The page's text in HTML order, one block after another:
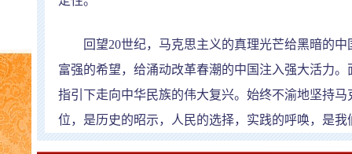
回望20世纪，马克思主义的真理光芒给黑暗的
富强的希望，给涌动改革春潮的中国注入强大活力。
指引下走向中华民族的伟大复兴。始终不渝地坚持
位，是历史的昭示，人民的选择，实践的呼唤，是